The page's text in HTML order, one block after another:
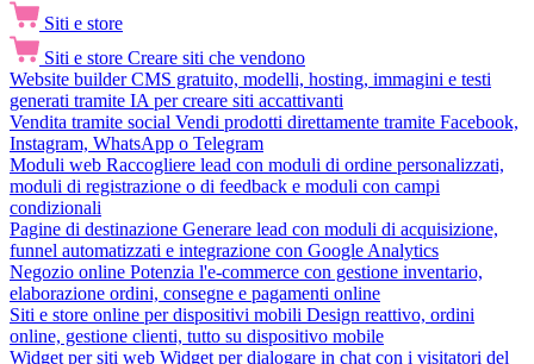
Siti e store
Siti e store Creare siti che vendono
Website builder CMS gratuito, modelli, hosting, immagini e testi
generati tramite IA per creare siti accattivanti
Vendita tramite social Vendi prodotti direttamente tramite Facebook,
Instagram, WhatsApp o Telegram
Moduli web Raccogliere lead con moduli di ordine personalizzati,
moduli di registrazione o di feedback e moduli con campi
condizionali
Pagine di destinazione Generare lead con moduli di acquisizione,
funnel automatizzati e integrazione con Google Analytics
Negozio online Potenzia l'e-commerce con gestione inventario,
elaborazione ordini, consegne e pagamenti online
Siti e store online per dispositivi mobili Design reattivo, ordini
online, gestione clienti, tutto su dispositivo mobile
Widget per siti web Widget per dialogare in chat con i visitatori del